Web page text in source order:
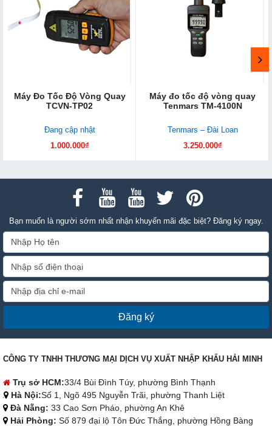
Máy Đo Tốc Độ Vòng Quay
TCVN-TP02
Đang cập nhật
1.000.000₫
Máy đo tốc độ vòng quay
Tenmars TM-4100N
Tenmars – Đài Loan
3.250.000₫
Bạn muốn là người sớm nhất nhận khuyến mãi đặc biệt? Đăng ký ngay.
Đăng ký
CÔNG TY TNHH THƯƠNG MẠI DỊCH VỤ XUẤT NHẬP KHẨU HẢI MINH
Trụ sở HCM:33/4 Bùi Đình Túy, phường Bình Thạnh
Hà Nội:Số 1, Ngõ 495 Nguyễn Trãi, phường Thanh Liệt
Đà Nẵng: 33 Cao Sơn Pháo, phường An Khê
Hải Phòng: Số 879 đại lộ Tôn Đức Thắng, phường Hồng Bàng